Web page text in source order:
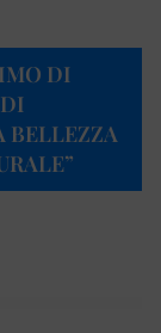
DI
BELLEZZA